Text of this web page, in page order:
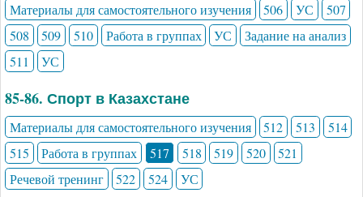
Материалы для самостоятельного изучения 506 УС
507
508
509 510 Работа в группах УС
Задание на анализ
511
УС
85-86. Спорт в Казахстане
Материалы для самостоятельного изучения 512 513
514
515
Работа в группах 517 518 519 520
521
Речевой тренинг
522 524 УС